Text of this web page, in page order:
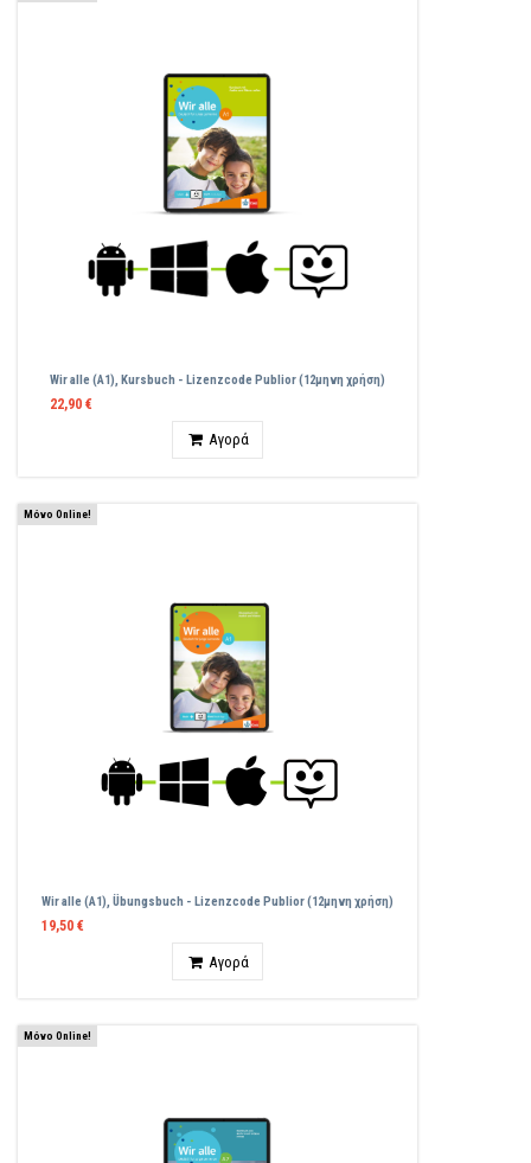
Wir alle (A1), Kursbuch - Lizenzcode Publior (12μηνη χρήση)
22,90 €
Αγορά
Μόνο Online!
Wir alle (A1), Übungsbuch - Lizenzcode Publior (12μηνη χρήση)
19,50 €
Αγορά
Μόνο Online!